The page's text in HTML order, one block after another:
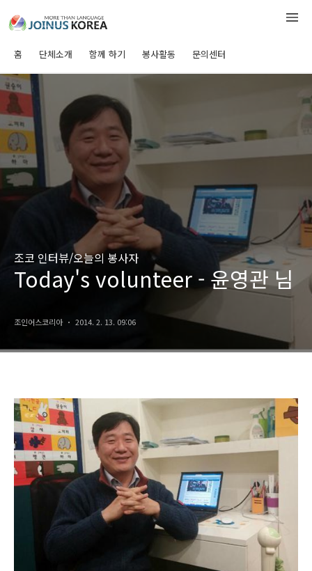
홈 단체소개 함께 하기 봉사활동 문의센터
조코 인터뷰/오늘의 봉사자
Today's volunteer - 윤영관 님
조인어스코리아 2014. 2. 13. 09:06